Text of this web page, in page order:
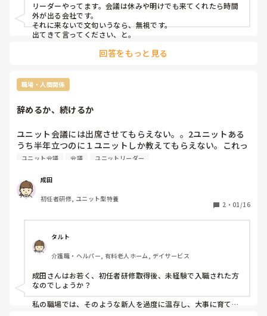
リーダーやってます。会議は休みや明けでも来てくれたら時間
外が出る会社です。
それに来ないで文句いうなら、無視です。
出てきて言ってください、と。
回答をもっと見る
職場・人間関係
辞めるか、続けるか
ユニット会議には出席させてもらえない。。2ユニットある
うち半年立つのに１ユニットしか教えてもらえない。これっ
てリーダー及び会社に嫌われているという事でしょうか？
ユニット会議 会議 ユニットリーダー
成田
初任者研修, ユニット型特養
2 ・ 01/16
タルト
介護職・ヘルパー, 有料老人ホーム, デイサービス
成田さんはお若く、初任者研修取得後、未経験で入職された方
なのでしょうか？
私の職場では、そのような新人を過度に温存し、大事に育てて